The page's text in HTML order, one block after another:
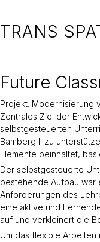
TRANS
Future
Projekt. Modernisierung
Zentrales Ziel der
selbstgesteuerten
Bamberg II zu
Elemente beinhaltet,
Der selbstgesteuerte
bestehende Aufbau war
Anforderungen des
eine aktive und
auf und verkleinert die
Um das flexible